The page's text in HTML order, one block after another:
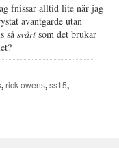
fnissar alltid lite när jag
avantgarde utan
så svårt som det brukar
,rick owens,ss15,